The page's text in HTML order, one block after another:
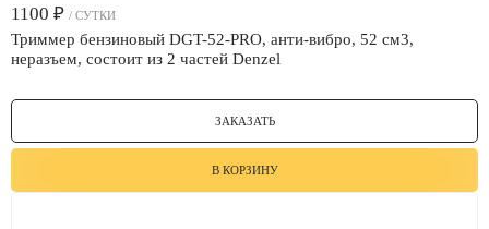
1100 ₽ / СУТКИ
Триммер бензиновый DGT-52-PRO, анти-вибро, 52 см3,
неразъем, состоит из 2 частей Denzel
ЗАКАЗАТЬ
В КОРЗИНУ